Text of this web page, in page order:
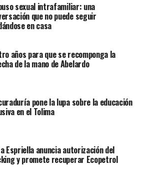
sexual intrafamiliar: una
que no puede seguir
en casa
años para que se recomponga la
de la mano de Abelardo
pone la lupa sobre la educación
en el Tolima
Espriella anuncia autorización del
y promete recuperar Ecopetrol